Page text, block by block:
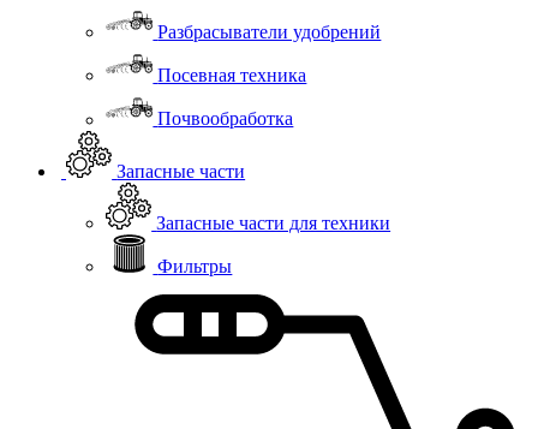
Разбрасыватели удобрений
Посевная техника
Почвообработка
Запасные части
Запасные части для техники
Фильтры